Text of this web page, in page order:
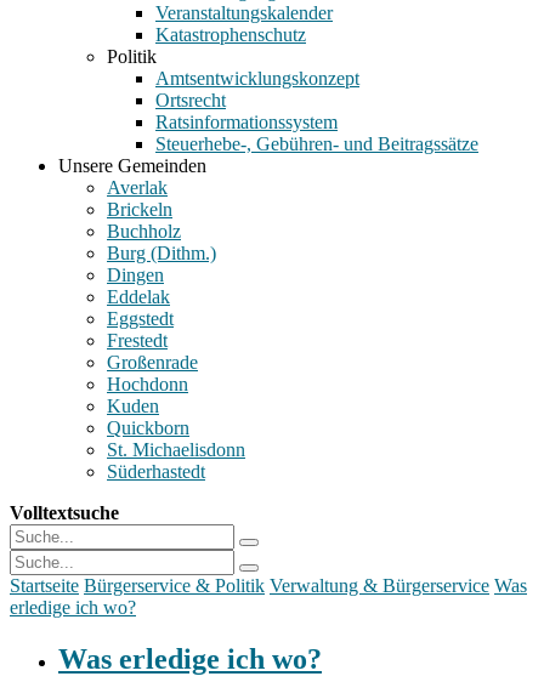
Veranstaltungskalender
Katastrophenschutz
Politik
Amtsentwicklungskonzept
Ortsrecht
Ratsinformationssystem
Steuerhebe-, Gebühren- und Beitragssätze
Unsere Gemeinden
Averlak
Brickeln
Buchholz
Burg (Dithm.)
Dingen
Eddelak
Eggstedt
Frestedt
Großenrade
Hochdonn
Kuden
Quickborn
St. Michaelisdonn
Süderhastedt
Volltextsuche
Startseite Bürgerservice & Politik Verwaltung & Bürgerservice Was
erledige ich wo?
Was erledige ich wo?